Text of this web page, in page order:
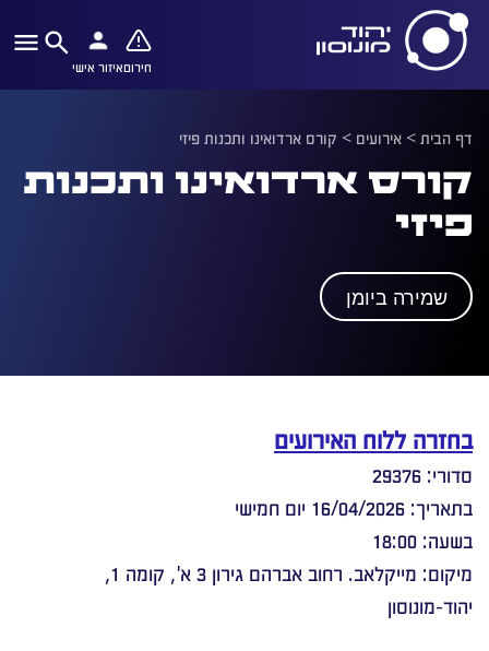
חירוםאיזור אישי
דף הבית> אירועים > קורס ארדואינו ותכנות פיזי
קורס ארדואינו ותכנות
פיזי
שמירה ביומן
בחזרה ללוח האירועים
סדורי: 29376
בתאריך: 16/04/2026 יום חמישי
בשעה: 18:00
מיקום: מייקלאב. רחוב אברהם גירון 3 א', קומה 1,
יהוד-מונוסון